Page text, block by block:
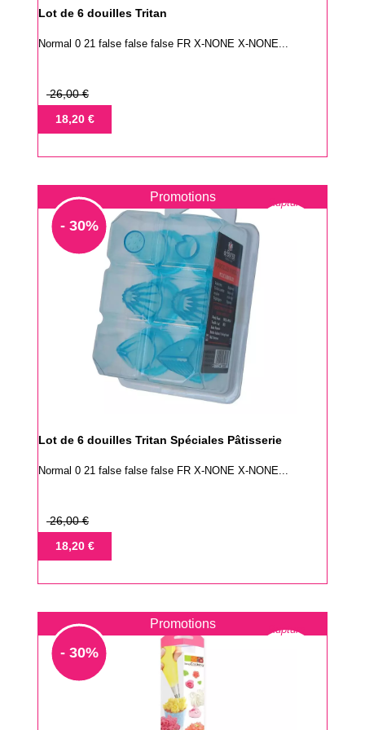
Lot de 6 douilles Tritan
Normal 0 21 false false false FR X-NONE X-NONE...
Prix
base
26,00 €
Prix18,20 €
Rupture
Promotions
- 30%
Lot de 6 douilles Tritan Spéciales Pâtisserie
Normal 0 21 false false false FR X-NONE X-NONE...
Prix
base
26,00 €
Prix18,20 €
Rupture
Promotions
- 30%